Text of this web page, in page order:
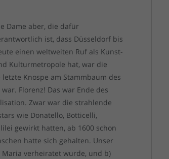
Dame aber, die dafür
ist, dass Düsseldorf bis
einen weltweiten Ruf als Kunst-
Kulturmetropole hat, war die
Knospe am Stammbaum des
war. Florenz! Das war Ende des
Zwar war die strahlende
wie Donatello, Botticelli,
gewirkt hatten, ab 1600 schon
hatte sich gehalten. Unser
Maria verheiratet wurde, und b)